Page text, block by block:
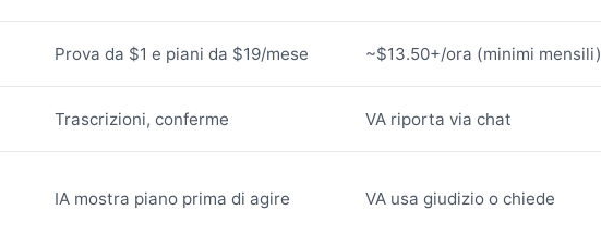
Prova da $1 e piani da $19/mese ~$13.50+/ora (minimi mensili)
Trascrizioni, conferme VA riporta via chat
IA mostra piano prima di agire VA usa giudizio o chiede